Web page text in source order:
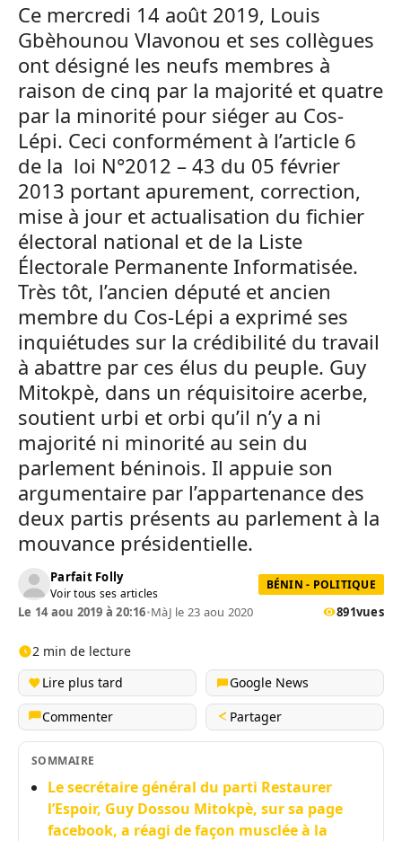
Ce mercredi 14 août 2019, Louis
Gbèhounou Vlavonou et ses collègues
ont désigné les neufs membres à
raison de cinq par la majorité et quatre
par la minorité pour siéger au Cos-
Lépi. Ceci conformément à l’article 6
de la loi N°2012 – 43 du 05 février
2013 portant apurement, correction,
mise à jour et actualisation du fichier
électoral national et de la Liste
Électorale Permanente Informatisée.
Très tôt, l’ancien député et ancien
membre du Cos-Lépi a exprimé ses
inquiétudes sur la crédibilité du travail
à abattre par ces élus du peuple. Guy
Mitokpè, dans un réquisitoire acerbe,
soutient urbi et orbi qu’il n’y a ni
majorité ni minorité au sein du
parlement béninois. Il appuie son
argumentaire par l’appartenance des
deux partis présents au parlement à la
mouvance présidentielle.
Parfait Folly
Voir tous ses articles
BÉNIN - POLITIQUE
Le 14 aou 2019 à 20:16•MàJ le 23 aou 2020 891vues
2 min de lecture
Lire plus tard
Google News
Commenter
Partager
SOMMAIRE
Le secrétaire général du parti Restaurer
l’Espoir, Guy Dossou Mitokpè, sur sa page
facebook, a réagi de façon musclée à la